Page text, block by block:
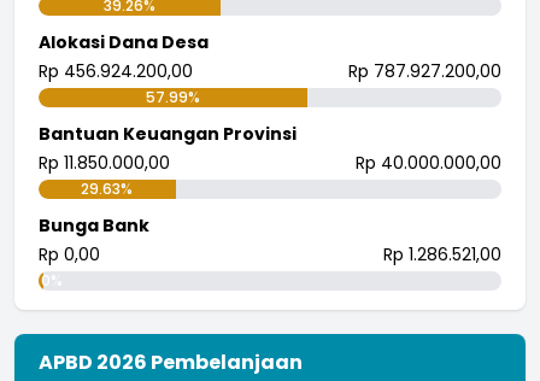
Maulid Nabi Mushola Al Ikhlas
Waktu
23 September 2023 18:30:00
Lokasi :
Perum Gandasari
Koordinator
:
Pengurus Mushola Al Ikhlas
Minggon Desa
Waktu
:
15 September 2023 18:40:00
Koordinator
:
Pemerintahan Desa
39.26%
Alokasi Dana Desa
Rp 456.924.200,00
Rp 787.927.200,00
57.99%
Bantuan Keuangan Provinsi
Rp 11.850.000,00
Rp 40.000.000,00
29.63%
Bunga Bank
Rp 0,00
Rp 1.286.521,00
0%
APBD 2026 Pembelanjaan